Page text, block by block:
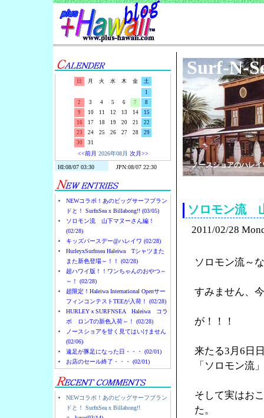
日 月 火 水 木 金
土
1
2
3 4 5 6 7
8
9
10 11 12 13 14
15
16
17 18 19 20 21
22
23
24 25 26 27 28
29
30
31
<<前月 2026年08月 次月>>
NEWコラボ！あのビッグサーフブラン
ドと！ SurfnSea x Billabong!! (03/05)
ソロモン流 山下マヌーさん編！
(02/28)
キッズバースデー@ハレイワ (02/28)
HurleyxSurfnsea Haleiwa Tシャツまた
また新色登場～！！ (02/28)
超ハワイ版！！ワンちゃんのおやつ～
～！ (02/28)
超限定！Haleiwa International Openサー
フィンコンテストTEEが入荷！ (02/28)
HURLEYｘSURFNSEA Haleiwa コラ
ボ ロンTの新色入荷～！ (02/28)
ノースショアを甘く見てはいけません
(02/06)
遠足が豚足になった日・・・ (02/01)
お店のセール終了・・・ (02/01)
NEWコラボ！あのビッグサーフブラン
ドと！ SurfnSea x Billabong!!
Surf-N-
ノースショアのハレ
ソロモン流
2011/02/28
ソロモン流～
すみません、
が！！！
来たる3月6日
「ソロモン流
そして実はお
た。